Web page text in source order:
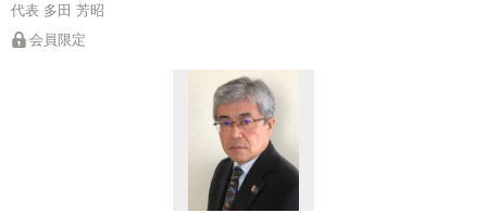
代表 多田 芳昭
会員限定